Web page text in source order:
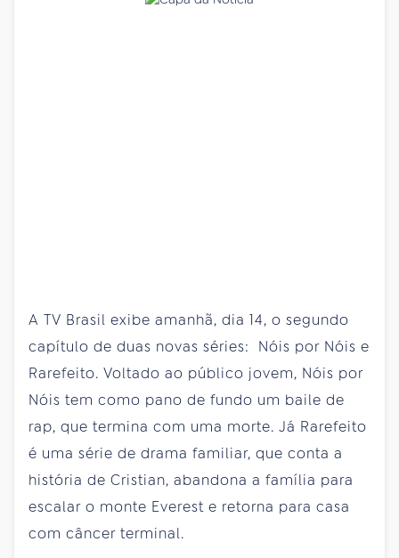
A TV Brasil exibe amanhã, dia 14, o segundo
capítulo de duas novas séries: Nóis por Nóis e
Rarefeito. Voltado ao público jovem, Nóis por
Nóis tem como pano de fundo um baile de
rap, que termina com uma morte. Já Rarefeito
é uma série de drama familiar, que conta a
história de Cristian, abandona a família para
escalar o monte Everest e retorna para casa
com câncer terminal.